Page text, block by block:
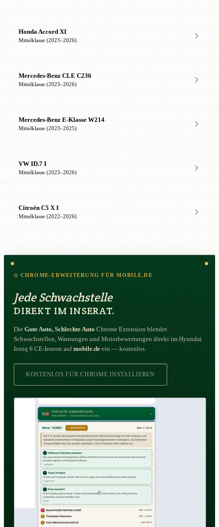
Honda Accord XI
Mittelklasse (2023–2026)
Mercedes-Benz CLE C236
Mittelklasse (2023–2026)
Mercedes-Benz E-Klasse W214
Mittelklasse (2023–2025)
VW ID.7 I
Mittelklasse (2023–2026)
Citroën C5 X I
Mittelklasse (2022–2026)
◇ CHROME-ERWEITERUNG FÜR MOBILE.DE
Jede Schwachstelle
DIREKT IM INSERAT.
Die Gute Auto, Schlechte Auto Chrome Extension blendet
Schwachstellen, Warnungen und Motorbewertungen direkt im Hyundai
Ioniq 6 CE-Inserat aufmobile.de ein — kostenlos.
KOSTENLOS FÜR CHROME INSTALLIEREN